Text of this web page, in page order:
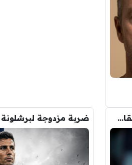
سوق انتقالات برشلونة حتى الآن .. 3 صفقات و 5 راحلين